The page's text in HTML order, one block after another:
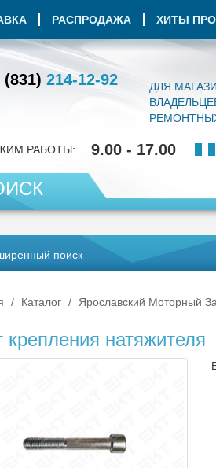
РАСПРОДАЖА ХИТЫ
(831) 214-12-92
ДЛЯ
РАБОТЫ:
9.00 - 17.00
поиск
Каталог Ярославский Моторный
крепления натяжителя